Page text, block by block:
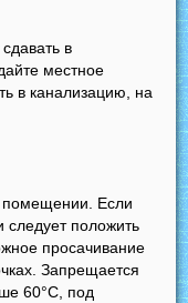
в
местное
в канализацию, на
помещении. Если
следует положить
просачивание
Запрещается
60°C, под